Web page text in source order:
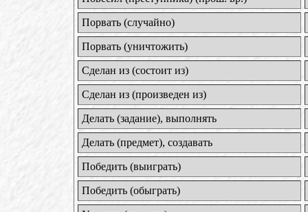
Порвать (случайно)
Порвать (уничтожить)
Сделан из (состоит из)
Сделан из (произведен из)
Делать (задание), выполнять
Делать (предмет), создавать
Победить (выиграть)
Победить (обыграть)